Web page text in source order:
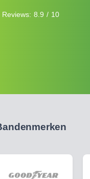
Reviews: 8.9 / 10